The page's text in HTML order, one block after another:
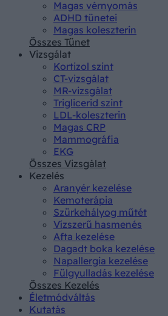
Magas vérnyomás
ADHD tünetei
Magas koleszterin
Összes Tünet
Vizsgálat
Kortizol szint
CT-vizsgálat
MR-vizsgálat
Triglicerid szint
LDL-koleszterin
Magas CRP
Mammográfia
EKG
Összes Vizsgálat
Kezelés
Aranyér kezelése
Kemoterápia
Szürkehályog műtét
Vízszerű hasmenés
Afta kezelése
Dagadt boka kezelése
Napallergia kezelése
Fülgyulladás kezelése
Összes Kezelés
Életmódváltás
Kutatás